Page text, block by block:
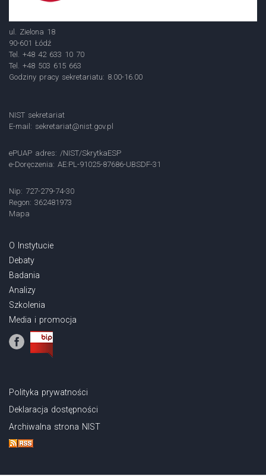
ul. Zielona 18
90-601 Łódź
Tel. +48 42 633 10 70
Tel. +48 503 615 663
Godziny pracy sekretariatu: 8.00-16.00
NIST sekretariat
E-mail: sekretariat@nist.gov.pl
ePUAP adres: /NIST/SkrytkaESP
e-Doręczenia: AE:PL-91025-87686-UBSDF-31
Nip: 727-279-74-30
Regon: 362481973
Mapa
O Instytucie
Debaty
Badania
Analizy
Szkolenia
Media i promocja
Polityka prywatności
Deklaracja dostępności
Archiwalna strona NIST